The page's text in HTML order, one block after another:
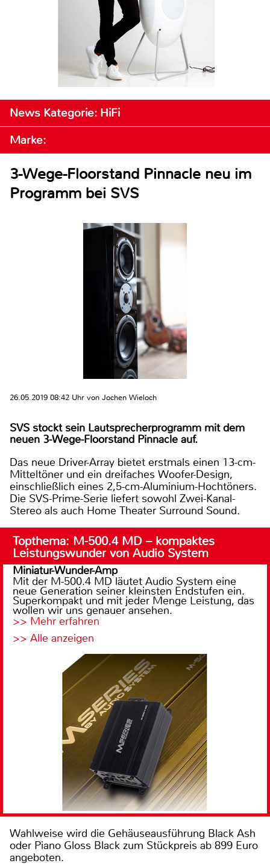
News Kategorie: HiFi
Marke:
3-Wege-Floorstand Pinnacle neu im
Programm bei SVS
26.05.2019 08:42 Uhr von Jochen Wieloch
SVS stockt sein Lautsprecherprogramm mit dem
neuen 3-Wege-Floorstand Pinnacle auf.
Das neue Driver-Array bietet erstmals einen 13-cm-
Mitteltöner und ein dreifaches Woofer-Design,
einschließlich eines 2,5-cm-Aluminium-Hochtöners.
Die SVS-Prime-Serie liefert sowohl Zwei-Kanal-
Stereo als auch Home Theater Surround Sound.
Topthema: M-500.4 MD – kompaktes
Leistungswunder von Audio System
Miniatur-Wunder-Amp
Mit der M-500.4 MD läutet Audio System eine
neue Generation seiner kleinsten Endstufen ein.
Superkompakt und mit jeder Menge Leistung, das
wollen wir uns genauer ansehen.
>> Mehr erfahren
>> Alle anzeigen
Wahlweise wird die Gehäuseausführung Black Ash
oder Piano Gloss Black zum Stückpreis ab 899 Euro
angeboten.